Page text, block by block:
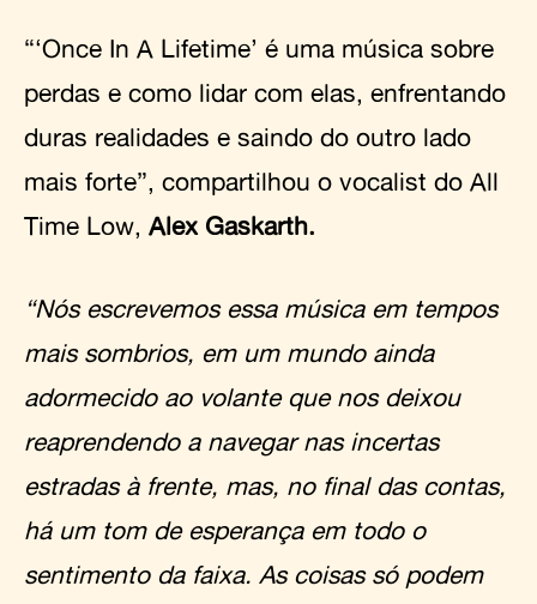
“‘Once In A Lifetime’ é uma música sobre
perdas e como lidar com elas, enfrentando
duras realidades e saindo do outro lado
mais forte”, compartilhou o vocalist do All
Time Low, Alex Gaskarth.
“Nós escrevemos essa música em tempos
mais sombrios, em um mundo ainda
adormecido ao volante que nos deixou
reaprendendo a navegar nas incertas
estradas à frente, mas, no final das contas,
há um tom de esperança em todo o
sentimento da faixa. As coisas só podem